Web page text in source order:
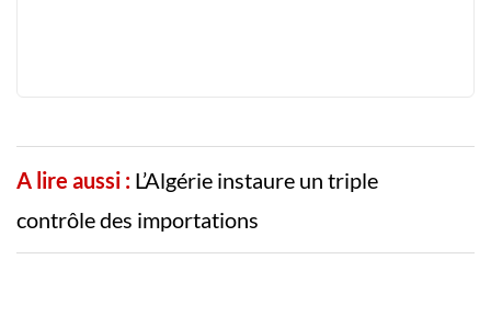
A lire aussi : L’Algérie instaure un triple
contrôle des importations